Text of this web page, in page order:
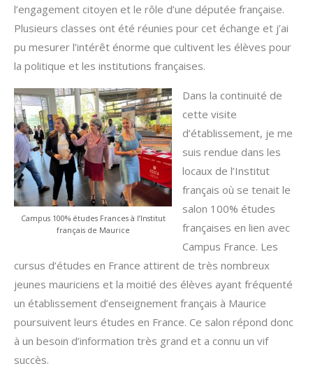
l’engagement citoyen et le rôle d’une députée française.
Plusieurs classes ont été réunies pour cet échange et j’ai
pu mesurer l’intérêt énorme que cultivent les élèves pour
la politique et les institutions françaises.
Campus 100% études Frances à l’Institut
français de Maurice
Dans la continuité de
cette visite
d’établissement, je me
suis rendue dans les
locaux de l’Institut
français où se tenait le
salon 100% études
françaises en lien avec
Campus France. Les
cursus d’études en France attirent de très nombreux
jeunes mauriciens et la moitié des élèves ayant fréquenté
un établissement d’enseignement français à Maurice
poursuivent leurs études en France. Ce salon répond donc
à un besoin d’information très grand et a connu un vif
succès.